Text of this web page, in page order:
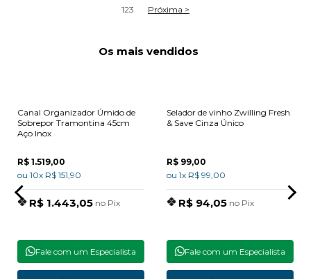
123 Próxima >
Os mais vendidos
Canal Organizador Úmido de
Sobrepor Tramontina 45cm
Aço Inox
R$ 1.519,00
ou 10x R$ 151,90
R$ 1.443,05 no Pix
Fale com um Especialista
Selador de vinho Zwilling Fresh
& Save Cinza Único
R$ 99,00
ou 1x R$ 99,00
R$ 94,05 no Pix
Fale com um Especialista